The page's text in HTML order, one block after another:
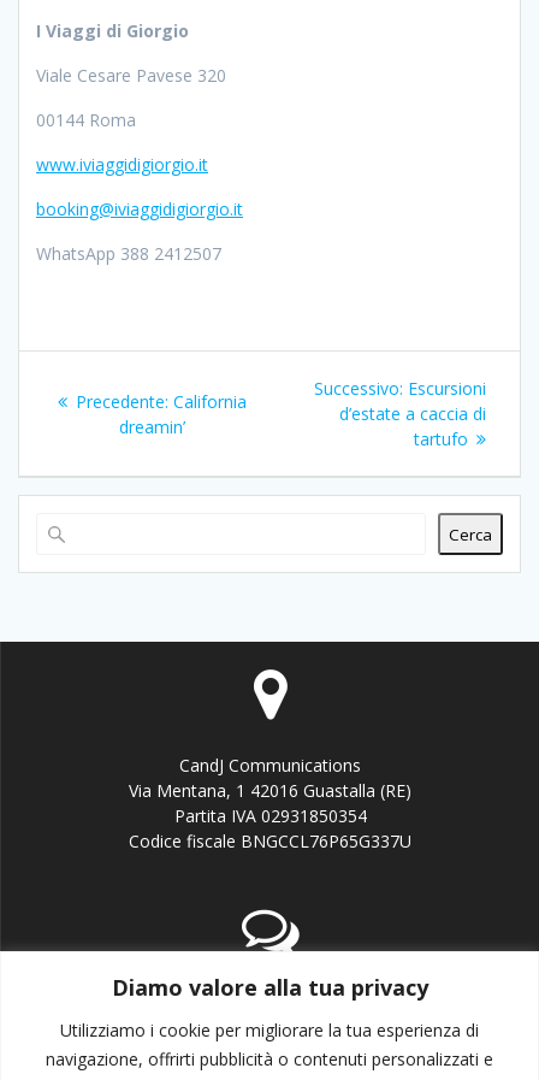
Diamo valore alla tua privacy
Utilizziamo i cookie per migliorare la tua esperienza di
navigazione, offrirti pubblicità o contenuti personalizzati e
I Viaggi di Giorgio
Viale Cesare Pavese 320
00144 Roma
www.iviaggidigiorgio.it
booking@iviaggidigiorgio.it
WhatsApp 388 2412507
articoli
Precedente: Articolo
precedente:
California
dreamin’
Successivo: Articolo
successivo:
Escursioni
d’estate a caccia di
tartufo
Cerca
CandJ Communications
Via Mentana, 1 42016 Guastalla (RE)
Partita IVA 02931850354
Codice fiscale BNGCCL76P65G337U
email:info@candj.it
Office: +39 338 3643199